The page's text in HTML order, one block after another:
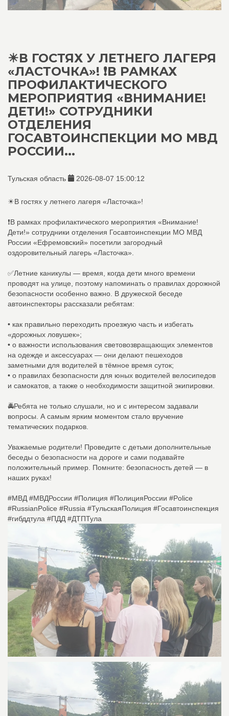
☀В ГОСТЯХ У ЛЕТНЕГО ЛАГЕРЯ
«ЛАСТОЧКА»! ❗В РАМКАХ
ПРОФИЛАКТИЧЕСКОГО
МЕРОПРИЯТИЯ «ВНИМАНИЕ!
ДЕТИ!» СОТРУДНИКИ
ОТДЕЛЕНИЯ
ГОСАВТОИНСПЕКЦИИ МО МВД
РОССИИ...
Тульская область 2026-08-07 15:00:12
☀В гостях у летнего лагеря «Ласточка»!
❗В рамках профилактического мероприятия «Внимание!
Дети!» сотрудники отделения Госавтоинспекции МО МВД
России «Ефремовский» посетили загородный
оздоровительный лагерь «Ласточка».
✅Летние каникулы — время, когда дети много времени
проводят на улице, поэтому напоминать о правилах дорожной
безопасности особенно важно. В дружеской беседе
автоинспекторы рассказали ребятам:
• как правильно переходить проезжую часть и избегать
«дорожных ловушек»;
• о важности использования световозвращающих элементов
на одежде и аксессуарах — они делают пешеходов
заметными для водителей в тёмное время суток;
• о правилах безопасности для юных водителей велосипедов
и самокатов, а также о необходимости защитной экипировки.
🚔Ребята не только слушали, но и с интересом задавали
вопросы. А самым ярким моментом стало вручение
тематических подарков.
Уважаемые родители! Проведите с детьми дополнительные
беседы о безопасности на дороге и сами подавайте
положительный пример. Помните: безопасность детей — в
наших руках!
#МВД #МВДРоссии #Полиция #ПолицияРоссии #Police
#RussianPolice #Russia #ТульскаяПолиция #Госавтоинспекция
#гибддтула #ПДД #ДТПТула